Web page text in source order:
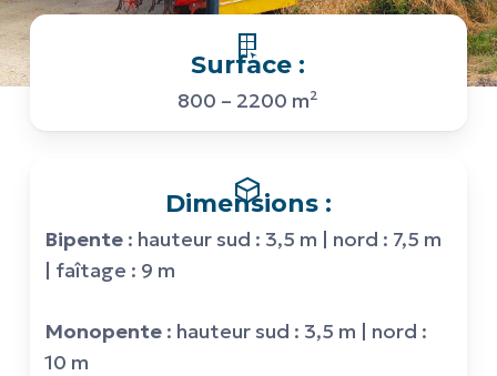
Surface :
800 – 2200 m²
Dimensions :
Bipente : hauteur sud : 3,5 m | nord : 7,5 m
| faîtage : 9 m
Monopente : hauteur sud : 3,5 m | nord :
10 m